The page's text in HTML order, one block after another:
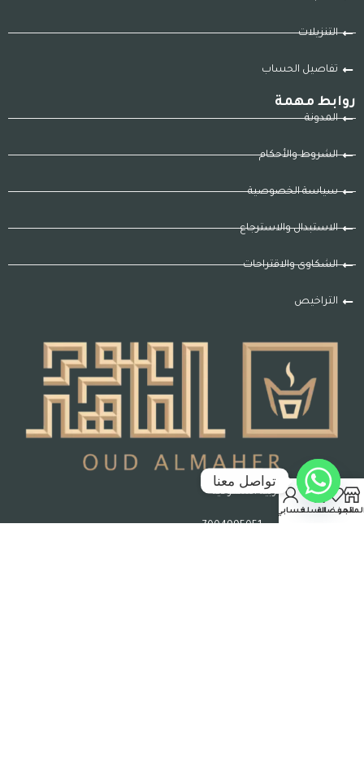
التنزيلات
تفاصيل الحساب
روابط مهمة
المدونة
الشروط والأحكام
سياسة الخصوصية
الاستبدال والاسترجاع
الشكاوى والاقتراحات
التراخيص
جدة – المملكة العربية السعودية
رقم السجل التجاري : 7004995051
المفضلةالسلةحسابي
تواصل معنا